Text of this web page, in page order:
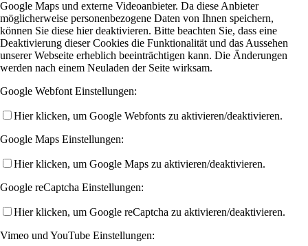
Google Maps und externe Videoanbieter. Da diese Anbieter
möglicherweise personenbezogene Daten von Ihnen speichern,
können Sie diese hier deaktivieren. Bitte beachten Sie, dass eine
Deaktivierung dieser Cookies die Funktionalität und das Aussehen
unserer Webseite erheblich beeinträchtigen kann. Die Änderungen
werden nach einem Neuladen der Seite wirksam.
Google Webfont Einstellungen:
Hier klicken, um Google Webfonts zu aktivieren/deaktivieren.
Google Maps Einstellungen:
Hier klicken, um Google Maps zu aktivieren/deaktivieren.
Google reCaptcha Einstellungen:
Hier klicken, um Google reCaptcha zu aktivieren/deaktivieren.
Vimeo und YouTube Einstellungen: